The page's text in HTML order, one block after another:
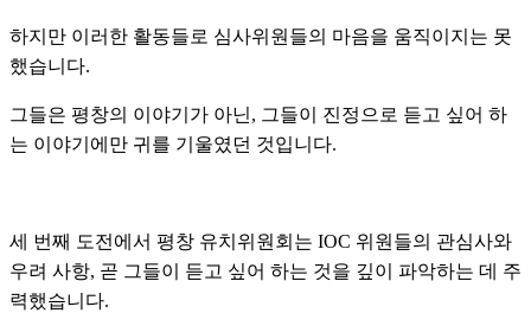
하지만 이러한 활동들로 심사위원들의 마음을 움직이지는 못
했습니다.
그들은 평창의 이야기가 아닌, 그들이 진정으로 듣고 싶어 하
는 이야기에만 귀를 기울였던 것입니다.
세 번째 도전에서 평창 유치위원회는 IOC 위원들의 관심사와
우려 사항, 곧 그들이 듣고 싶어 하는 것을 깊이 파악하는 데 주
력했습니다.